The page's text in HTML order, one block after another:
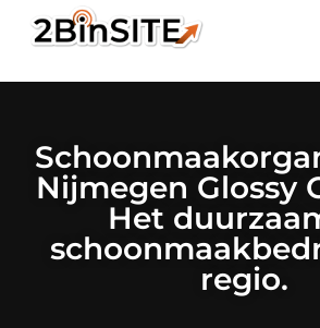
Nijmegen Glossy
Het
regio.